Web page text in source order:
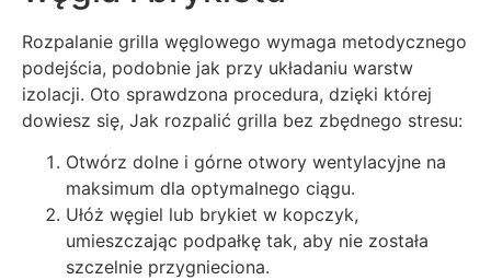
Rozpalanie grilla węglowego wymaga metodycznego
podejścia, podobnie jak przy układaniu warstw
izolacji. Oto sprawdzona procedura, dzięki której
dowiesz się, Jak rozpalić grilla bez zbędnego stresu:
Otwórz dolne i górne otwory wentylacyjne na
maksimum dla optymalnego ciągu.
Ułóż węgiel lub brykiet w kopczyk,
umieszczając podpałkę tak, aby nie została
szczelnie przygnieciona.